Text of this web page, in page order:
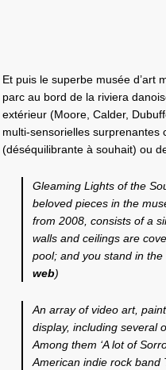
Et puis le superbe musée
parc au bord de la riviera
extérieur (Moore, Calder,
multi-sensorielles surprenantes
(déséquilibrante à souhait) ou
Gleaming Lights of the
beloved pieces in the
from 2008, consists of a
walls and ceilings are
pool; and you stand in
web)
An array of video art,
display, including several
Among them ‘A lot of
American indie rock band